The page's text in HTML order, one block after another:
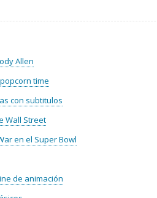
Allen
time
con subtitulos
Wall Street
en el Super Bowl
de animación